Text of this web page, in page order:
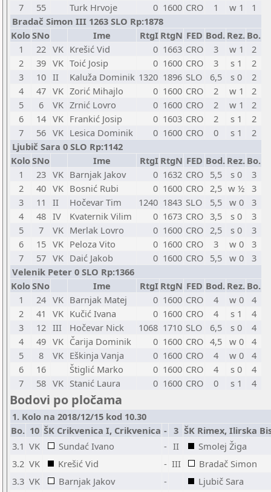
7
55 Turk Hrvoje 0 1600 CRO 1 w 1
1
Bradač Simon III 1263 SLO Rp:1878
KoloSNo Ime RtgI RtgN FED Bod. Rez. Bo.
1
22 VK Krešić Vid 0 1663 CRO 3 w 1
2
2
39 VK Toić Josip 0 1600 CRO 3 s 1
2
3
10 II Kaluža Dominik 1320 1896 SLO 6,5 s 0
2
4
47 VK Zorić Mihajlo 0 1600 CRO 2 w 1
2
5
6 VK Zrnić Lovro 0 1600 CRO 2 w 1
2
6
14 VK Frankić Josip 0 1603 CRO 2 s 1
2
7
56 VK Lesica Dominik 0 1600 CRO 0 s 1
2
Ljubič Sara 0 SLO Rp:1142
KoloSNo Ime RtgI RtgN FED Bod. Rez. Bo.
1
23 VK Barnjak Jakov 0 1632 CRO 5,5 s 0
3
2
40 VK Bosnić Rubi 0 1600 CRO 2,5 w ½ 3
3
11 II Hočevar Tim 1240 1843 SLO 5,5 w 0
3
4
48 IV Kvaternik Vilim 0 1673 CRO 3,5 s 0
3
5
7 VK Merlak Lovro 0 1600 CRO 2,5 s 0
3
6
15 VK Peloza Vito 0 1600 CRO 3 w 0
3
7
57 VK Daić Jakob 0 1600 CRO 5,5 w 0
3
Velenik Peter 0 SLO Rp:1366
KoloSNo Ime RtgI RtgN FED Bod. Rez. Bo.
1
24 VK Barnjak Matej 0 1600 CRO 4 w 0
4
2
41 VK Kučić Ivana 0 1600 CRO 4 s 1
4
3
12 III Hočevar Nick 1068 1710 SLO 6,5 s 0
4
4
49 VK Čarija Dominik 0 1600 CRO 4,5 w 0
4
5
8 VK Eškinja Vanja 0 1600 CRO 4 w 0
4
6
16 Štiglić Marko 0 1600 CRO 4 s 0
4
7
58 VK Stanić Laura 0 1600 CRO 0 s 1 4
Bodovi po pločama
1. Kolo na 2018/12/15 kod 10.30
Bo. 10 ŠK Crikvenica I, Crikvenica - 3 ŠK Rimex, Ilirska
3.1 VK Sundać Ivano - II
Smolej Žiga
3.2 VK Krešić Vid - III
Bradač Simon
3.3 VK Barnjak Jakov -
Ljubič Sara